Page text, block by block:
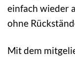
einfach wieder
ohne
Mit dem